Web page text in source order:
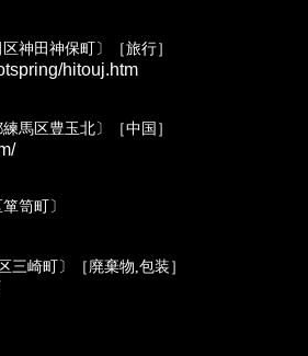
区神田神保町〕［旅行］
hitouj.htm
練馬区豊玉北〕［中国］
笥町〕
三崎町〕［廃棄物,包装］